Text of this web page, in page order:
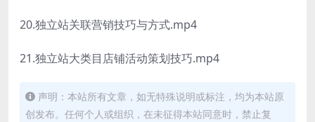
20.独立站关联营销技巧与方式.mp4
21.独立站大类目店铺活动策划技巧.mp4
声明：本站所有文章，如无特殊说明或标注，均为本站原
创发布。任何个人或组织，在未征得本站同意时，禁止复